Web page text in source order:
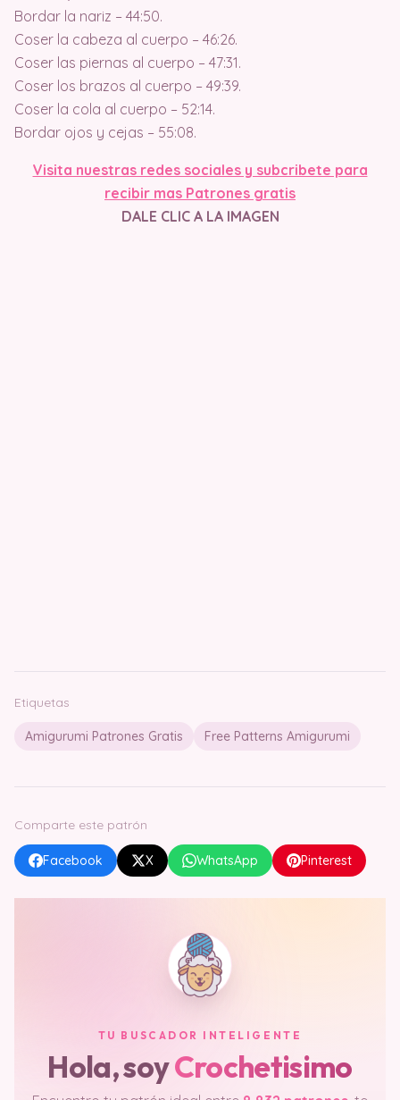
Bordar la nariz – 44:50.
Coser la cabeza al cuerpo – 46:26.
Coser las piernas al cuerpo – 47:31.
Coser los brazos al cuerpo – 49:39.
Coser la cola al cuerpo – 52:14.
Bordar ojos y cejas – 55:08.
Visita nuestras redes sociales y subcribete para
recibir mas Patrones gratis
DALE CLIC A LA IMAGEN
Etiquetas
Amigurumi Patrones Gratis Free Patterns Amigurumi
Comparte este patrón
Facebook X WhatsApp Pinterest
TU BUSCADOR INTELIGENTE
Hola, soyCrochetisimo